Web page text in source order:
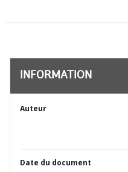
INFORMATION
Auteur
Date du document